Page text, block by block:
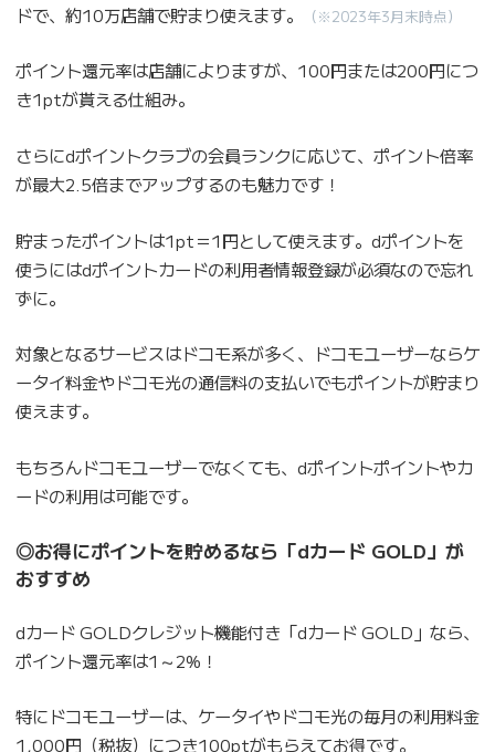
ドで、約10万店舗で貯まり使えます。
（※2023年3月末時点）
ポイント還元率は店舗によりますが、100円または200円につ
き1ptが貰える仕組み。
さらにdポイントクラブの会員ランクに応じて、ポイント倍率
が最大2.5倍までアップするのも魅力です！
貯まったポイントは1pt＝1円として使えます。dポイントを
使うにはdポイントカードの利用者情報登録が必須なので忘れ
ずに。
対象となるサービスはドコモ系が多く、ドコモユーザーならケ
ータイ料金やドコモ光の通信料の支払いでもポイントが貯まり
使えます。
もちろんドコモユーザーでなくても、dポイントポイントやカ
ードの利用は可能です。
◎お得にポイントを貯めるなら「dカード GOLD」が
おすすめ
dカード GOLDクレジット機能付き「dカード GOLD」なら、
ポイント還元率は1～2%！
特にドコモユーザーは、ケータイやドコモ光の毎月の利用料金
1,000円（税抜）につき100ptがもらえてお得です。